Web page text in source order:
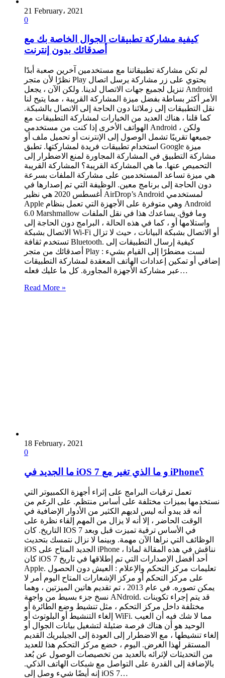
21 February، 2021
0
كيفية مشاركة تطبيقات الجوال الخاصة بك مع
أصدقائك بدون إنترنت
لم تكن مشاركة تطبيقاتنا مع مستخدمين آخرين صعبة أبدًا
نظرًا لأن متجر Play يحتوي على زر مشاركة يرسل اتصال
تنزيل لجميع جهات الاتصال لدينا. ولكن الآن ، يجعل Android
الأمر أكثر بساطة بفضل ميزة المشاركة القريبة ، مما يتيح لنا
نقل التطبيقات إلى زملائنا دون الحاجة إلى الاتصال بالشبكة.
كما قلنا ، هناك العديد من الخيارات لمشاركة التطبيقات مع
الهواتف الأخرى إذا كنت من مستخدمي Android ، ولكن
جميعها تقريبًا تشمل الوصول إلى الإنترنت أو تحميل ملف أو
استخدام تطبيقات فريدة لمشاركتها. تطبق Google ميزة
مشاركة التطبيق في المشاركة المجاورة لمنع الاضطرار إلى
التحميص عنها. ما هي المشاركة القريبة؟ المشاركة القريبة
هي ميزة تساعد المستخدمين على مشاركة الملفات بسرعة
دون الحاجة إلى برنامج معين. الوظيفة التي تم إصدارها في
أغسطس 2020 هي نظير AirDrop’s Android لمستخدمي
Apple وهي متوفرة على الأجهزة التي تعمل بنظام Android
6.0 Marshmallow وما فوق. يساعدك هذا في نقل الملفات
واستلامها أو ، كما في هذه الحالة ، البرامج دون الحاجة إلى
الاتصال بشبكة Wi-Fi أو الاتصال بشبكة البيانات ، حيث لا تزال
تستخدم ثقافة Bluetooth. كيفية إرسال التطبيقات إلى
أصدقائك من متجر Play : لست مضطرًا إلى القيام بشيء
إضافي أو تمكين إعدادات الهاتف المعقدة لمشاركة التطبيقات
عبر مشاركة الأجهزة المجاورة. كل ما عليك فعله…
Read More »
18 February، 2021
0
ما الجديد في iOS 7 و ما الذي تغير مع iPhone؟
تعمل ترقيات البرامج على إثراء أجهزة الكمبيوتر التي
نستخدمها بميزات مختلفة على أساس منتظم. على الرغم من
أنه قد يبدو أنه ليس لديهم الكثير من الأدوار الإضافية في
الوقت الحاضر ، إلا أنه لا يزال من المهم إلقاء نظرة على
التاريخ. كان IOS 7 في الأساس ترقية تميزت قبل وبعد
الوظائف التي نراها الآن مهمة. وبينما لا نزال نتمسك بتحديث
iOS الجديد المتاح على iPhone ، نناقش في هذه المقالة لماذا
كان iOS 7 أحد أفضل الإصدارات التي تم إطلاقها في تاريخ
Apple. تعليمات مركز التحكم والإعلام : العيش دون الحصول
على مركز التحكم أو مركز الإشعارات المتاح اليوم أمر لا
يمكن تصوره. في عام 2013 ، تم تقديم هاتين الميزتين ، وهما
نسخ جزء بسيط من واجهة ANdroid. قد يتم إجراء تكوينات
مختلفة داخل مركز التحكم ، مثل تنشيط وضع الطائرة أو
إلغاء التنشيط أو البلوتوث أو WiFi. مما لا شك فيه أن العيب
الوحيد هو أن هناك فرصة ضئيلة لتشغيل بيانات الجوال أو
إلغاء تنشيطها ، مع الاضطرار إلى العودة إلى الجيلبريك القديم
المستقر لهذا الغرض. اليوم ، خضع مركز التحكم هذا للعديد
من التحديثات لإثرائه بالعديد من تخصيصات الوصول عن بُعد
بالإضافة إلى القدرة على التواصل مع شبكات الهاتف الذكي.
إنه أيضًا شيء وصل إلى iOS 7…